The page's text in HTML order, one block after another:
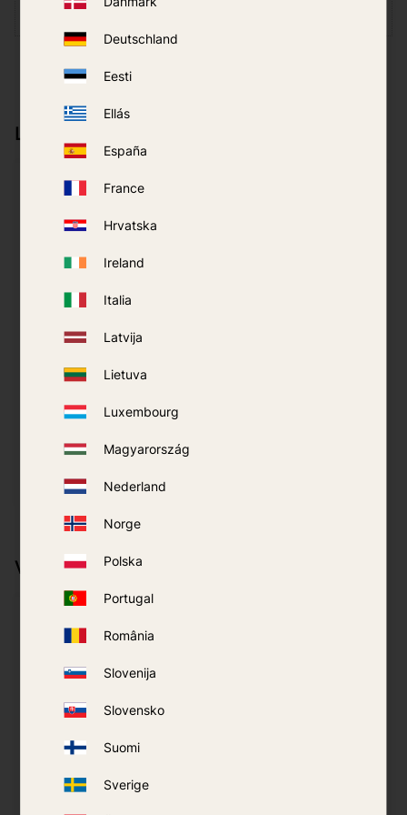
Deutschland
Eesti
Ellás
España
France
Hrvatska
Ireland
Italia
Latvija
Lietuva
Luxembourg
Magyarország
Nederland
Norge
Polska
Portugal
România
Slovenija
Slovensko
Suomi
Sverige
Līdzīgi produkti
Galvas moskītu tīkls
SeaToSummit Nano
PIRKT
Vairāk no tā paša zīmola